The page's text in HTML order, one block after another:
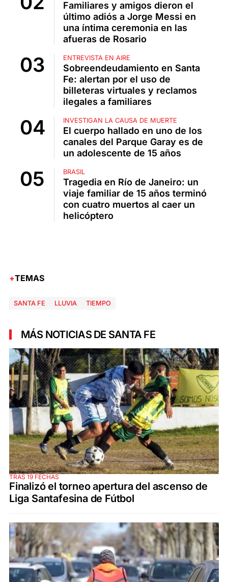
Familiares y amigos dieron el
último adiós a Jorge Messi en
una íntima ceremonia en las
afueras de Rosario
ENTREVISTA EN AIRE
Sobreendeudamiento en Santa
Fe: alertan por el uso de
billeteras virtuales y reclamos
ilegales a familiares
INVESTIGAN LA CAUSA DE MUERTE
El cuerpo hallado en uno de los
canales del Parque Garay es de
un adolescente de 15 años
BRASIL
Tragedia en Río de Janeiro: un
viaje familiar de 15 años terminó
con cuatro muertos al caer un
helicóptero
TEMAS
SANTA FE LLUVIA TIEMPO
MÁS NOTICIAS DE SANTA FE
TRAS 19 FECHAS
Finalizó el torneo apertura del ascenso de
Liga Santafesina de Fútbol